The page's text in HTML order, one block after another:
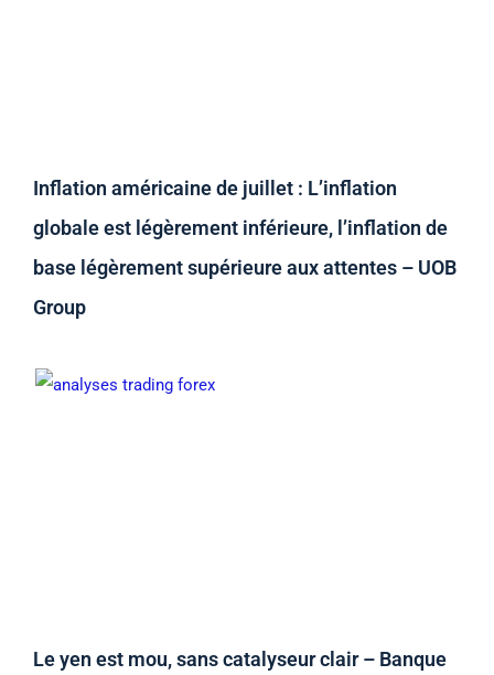
Inflation américaine de juillet : L’inflation
globale est légèrement inférieure, l’inflation de
base légèrement supérieure aux attentes – UOB
Group
Le yen est mou, sans catalyseur clair – Banque